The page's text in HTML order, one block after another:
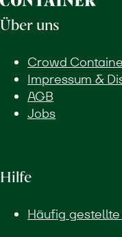
Über uns
Crowd
Impressum &
AGB
Jobs
Hilfe
Häufig